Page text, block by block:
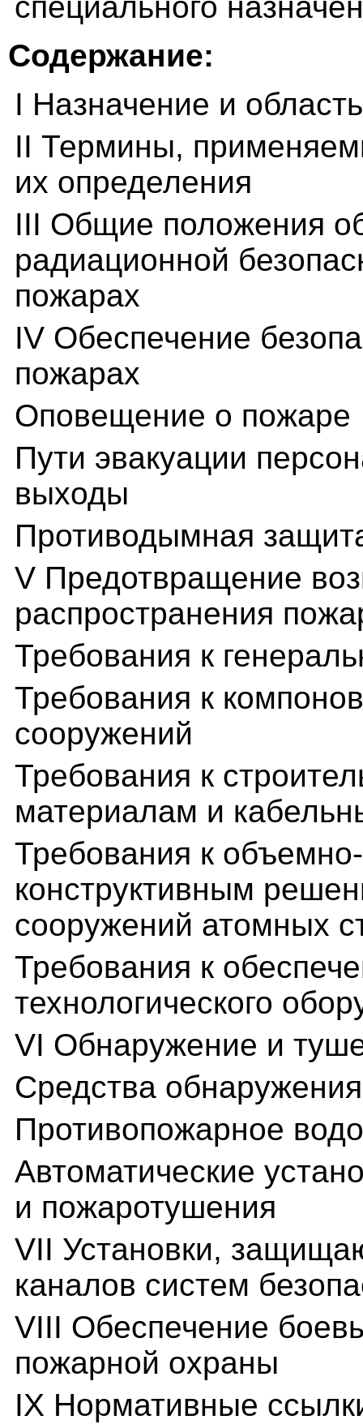
специального
Содержание:
I Назначение и
II Термины,
их определения
III Общие положения
радиационной
пожарах
IV Обеспечение
пожарах
Оповещение о пожаре
Пути эвакуации
выходы
Противодымная
V Предотвращение
распространения
Требования к
Требования к
сооружений
Требования к
материалам и
Требования к
конструктивным
сооружений атомных
Требования к
технологического
VI Обнаружение и
Средства
Противопожарное
Автоматические
и пожаротушения
VII Установки,
каналов систем
VIII Обеспечение
пожарной охраны
IX Нормативные